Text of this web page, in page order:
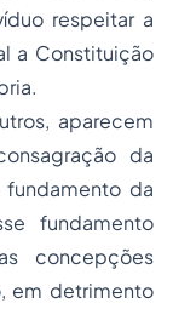
respeitar a
a Constituição
aparecem
da
fundamento da
fundamento
concepções
em detrimento